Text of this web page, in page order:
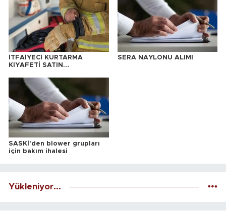
İTFAİYECİ KURTARMA
KIYAFETİ SATIN
SERA NAYLONU ALIMI
SASKİ'den blower grupları
için bakım ihalesi
Yükleniyor...